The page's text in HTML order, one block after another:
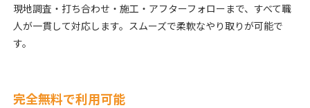
現地調査・打ち合わせ・施工・アフターフォローまで、すべて職
人が一貫して対応します。スムーズで柔軟なやり取りが可能で
す。
完全無料で利用可能